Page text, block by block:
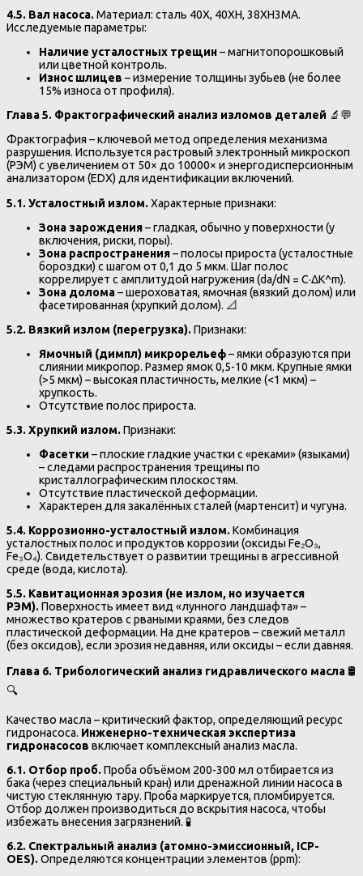
4.5. Вал насоса.Материал: сталь 40Х, 40ХН, 38ХН3МА.
Исследуемые параметры:
Наличие усталостных трещин– магнитопорошковый
или цветной контроль.
Износ шлицев – измерение толщины зубьев (не более
15% износа от профиля).
Глава 5. Фрактографический анализ изломов деталей 🔬💬
Фрактография – ключевой метод определения механизма
разрушения. Используется растровый электронный микроскоп
(РЭМ) с увеличением от 50× до 10000× и энергодисперсионным
анализатором (EDX) для идентификации включений.
5.1. Усталостный излом.Характерные признаки:
Зона зарождения– гладкая, обычно у поверхности (у
включения, риски, поры).
Зона распространения– полосы прироста (усталостные
бороздки) с шагом от 0,1 до 5 мкм. Шаг полос
коррелирует с амплитудой нагружения (da/dN = C·ΔK^m).
Зона долома– шероховатая, ямочная (вязкий долом) или
фасетированная (хрупкий долом). 📐
5.2. Вязкий излом (перегрузка).Признаки:
Ямочный (димпл) микрорельеф– ямки образуются при
слиянии микропор. Размер ямок 0,5-10 мкм. Крупные ямки
(>5 мкм) – высокая пластичность, мелкие (<1 мкм) –
хрупкость.
Отсутствие полос прироста.
5.3. Хрупкий излом.Признаки:
Фасетки – плоские гладкие участки с «реками» (языками)
– следами распространения трещины по
кристаллографическим плоскостям.
Отсутствие пластической деформации.
Характерен для закалённых сталей (мартенсит) и чугуна.
5.4. Коррозионно-усталостный излом.Комбинация
усталостных полос и продуктов коррозии (оксиды Fe₂O₃,
Fe₃O₄). Свидетельствует о развитии трещины в агрессивной
среде (вода, кислота).
5.5. Кавитационная эрозия (не излом, но изучается
РЭМ).Поверхность имеет вид «лунного ландшафта» –
множество кратеров с рваными краями, без следов
пластической деформации. На дне кратеров – свежий металл
(без оксидов), если эрозия недавняя, или оксиды – если давняя.
Глава 6. Трибологический анализ гидравлического масла🛢️
🔍
Качество масла – критический фактор, определяющий ресурс
гидронасоса. Инженерно-техническая экспертиза
гидронасосов включает комплексный анализ масла.
6.1. Отбор проб.Проба объёмом 200-300 мл отбирается из
бака (через специальный кран) или дренажной линии насоса в
чистую стеклянную тару. Проба маркируется, пломбируется.
Отбор должен производиться до вскрытия насоса, чтобы
избежать внесения загрязнений. 🧪
6.2. Спектральный анализ (атомно-эмиссионный, ICP-
OES).Определяются концентрации элементов (ppm):